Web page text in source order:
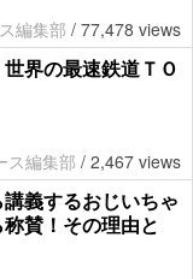
編集部 / 77,478 views
世界の最速鉄道ＴＯ
ス編集部 / 2,467 views
義するおじいちゃ
賛！その理由と